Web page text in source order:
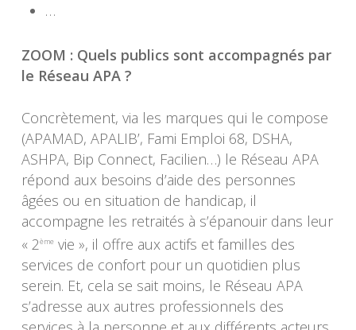
…
ZOOM : Quels publics sont accompagnés par
le Réseau APA ?
Concrètement, via les marques qui le compose
(APAMAD, APALIB’, Fami Emploi 68, DSHA,
ASHPA, Bip Connect, Facilien…) le Réseau APA
répond aux besoins d’aide des personnes
âgées ou en situation de handicap, il
accompagne les retraités à s’épanouir dans leur
« 2èmevie », il offre aux actifs et familles des
services de confort pour un quotidien plus
serein. Et, cela se sait moins, le Réseau APA
s’adresse aux autres professionnels des